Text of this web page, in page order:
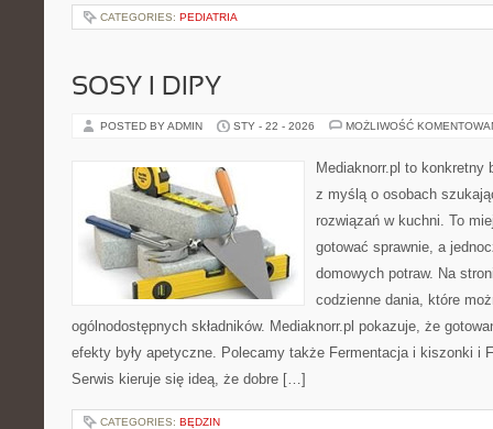
CATEGORIES: PEDIATRIA
SOSY I DIPY
POSTED BY ADMIN STY - 22 - 2026 MOŻLIWOŚĆ
Mediaknorr.pl to konkretny
z myślą o osobach
rozwiązań w kuchni. To
gotować sprawnie, a
domowych potraw. Na
codzienne dania, które
ogólnodostępnych składników. Mediaknorr.pl pokazuje, że
efekty były apetyczne. Polecamy także Fermentacja i kiszonki i
Serwis kieruje się ideą, że dobre […]
CATEGORIES: BĘDZIN